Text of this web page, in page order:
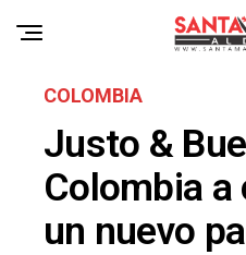
COLOMBIA
Justo &
Colombia
un nuevo